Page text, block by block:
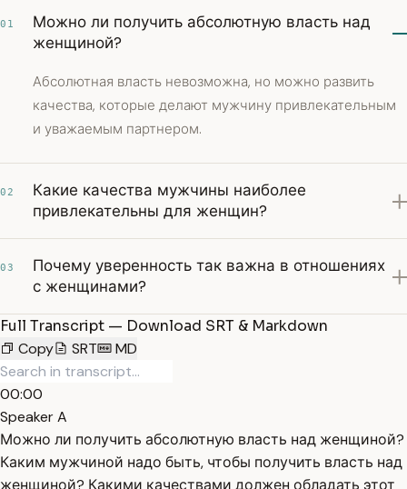
01
Можно ли получить абсолютную власть над
женщиной?
Абсолютная власть невозможна, но можно развить
качества, которые делают мужчину привлекательным
и уважаемым партнером.
02
Какие качества мужчины наиболее
привлекательны для женщин?
03
Почему уверенность так важна в отношениях
с женщинами?
Full Transcript — Download SRT & Markdown
Copy
SRT MD
00:00
Speaker A
Можно ли получить абсолютную власть над женщиной?
Каким мужчиной надо быть, чтобы получить власть над
женщиной? Какими качествами должен обладать этот